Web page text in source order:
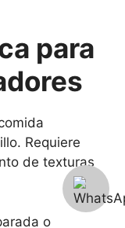
para
Requiere
de texturas
o